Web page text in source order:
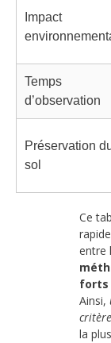
Impact
Temps
d’observation
Préservation
sol
Ce
entre
forts
Ainsi,
la